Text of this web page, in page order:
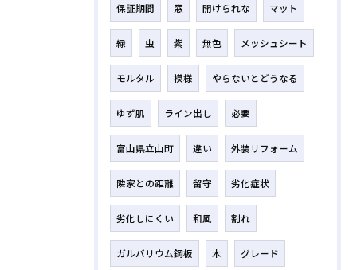
保証期間 窓 開けられな マット
緑 虫 紫 無色 メッシュシート
モルタル 模様 やらないとどうなる
ゆず肌 ライン出し 必要
富山県立山町 違い 外装リフォーム
隣家との距離 留守 劣化症状
劣化しにくい 和風 割れ
ガルバリウム鋼板 木 グレード